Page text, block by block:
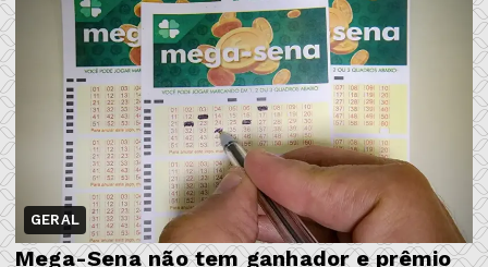
GERAL
Mega-Sena não tem ganhador e prêmio